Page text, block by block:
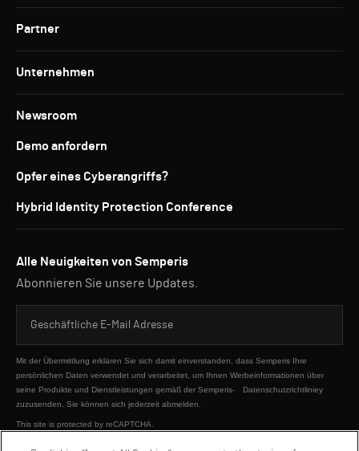
Partner
Unternehmen
Newsroom
Demo anfordern
Opfer eines Cyberangriffs?
Hybrid Identity Protection Conference
Alle Neuigkeiten von Semperis
Abonnieren Sie unsere Updates.
Mit der Übermittlung erklären Sie sich damit einverstanden, dass Semperis Ihre
persönlichen Daten verwendet und verarbeitet, um Ihnen Werbeinformationen über
seine Produkte und Dienstleistungen gemäß der Semperis-
Datenschutzrichtliniey
zuzusenden. Sie können sich jederzeit abmelden.
This site is protected by reCAPTCHA.